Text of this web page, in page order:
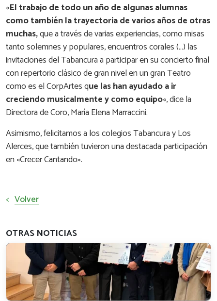
«El trabajo de todo un año de algunas alumnas
como también la trayectoria de varios años de otras
muchas,que a través de varias experiencias, como misas
tanto solemnes y populares, encuentros corales (…) las
invitaciones del Tabancura a participar en su concierto final
con repertorio clásico de gran nivel en un gran Teatro
como es el CorpArtes que las han ayudado a ir
creciendo musicalmente y como equipo«, dice la
Directora de Coro, María Elena Marraccini.
Asimismo, felicitamos a los colegios Tabancura y Los
Alerces, que también tuvieron una destacada participación
en «Crecer Cantando».
< Volver
OTRAS NOTICIAS